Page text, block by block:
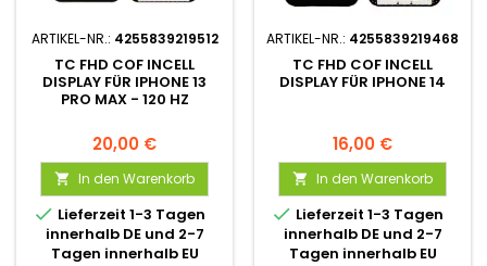
ARTIKEL-NR.: 4255839219512
TC FHD COF INCELL
DISPLAY FÜR IPHONE 13
PRO MAX - 120 HZ
20,00 €
 In den Warenkorb
 Lieferzeit 1-3 Tagen
innerhalb DE und 2-7
Tagen innerhalb EU
ARTIKEL-NR.: 4255839219468
TC FHD COF INCELL
DISPLAY FÜR IPHONE 14
16,00 €
 In den Warenkorb
 Lieferzeit 1-3 Tagen
innerhalb DE und 2-7
Tagen innerhalb EU